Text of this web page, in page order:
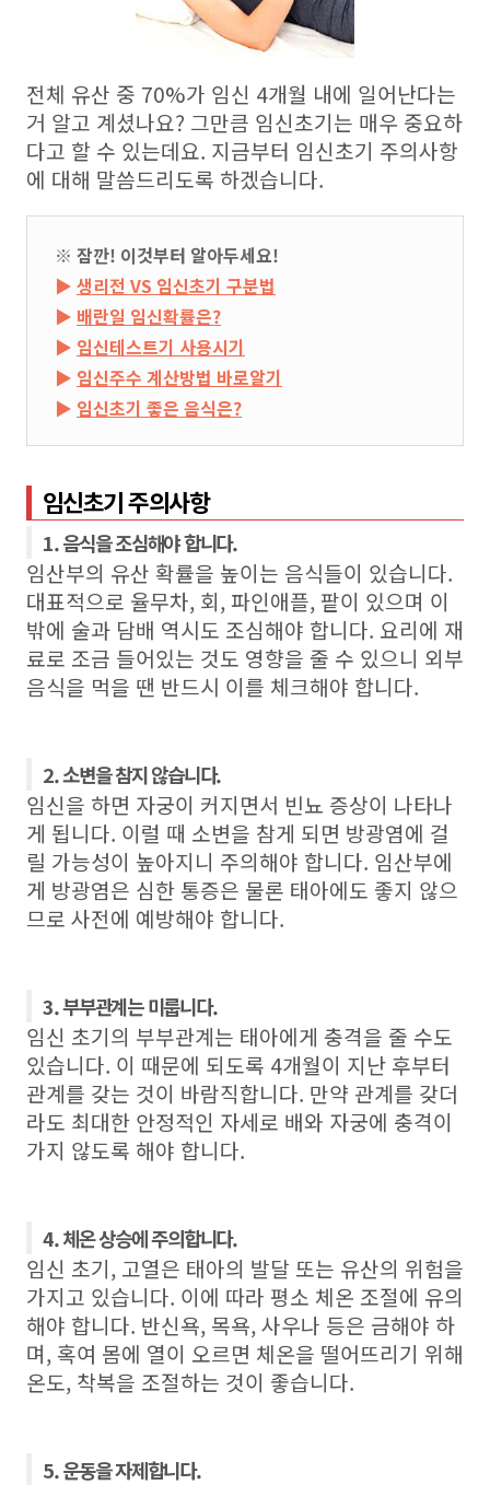
전체 유산 중 70%가 임신 4개월 내에 일어난다는
거 알고 계셨나요? 그만큼 임신초기는 매우 중요하
다고 할 수 있는데요. 지금부터 임신초기 주의사항
에 대해 말씀드리도록 하겠습니다.
※ 잠깐! 이것부터 알아두세요!
▶ 생리전 VS 임신초기 구분법
▶ 배란일 임신확률은?
▶ 임신테스트기 사용시기
▶ 임신주수 계산방법 바로알기
▶ 임신초기 좋은 음식은?
임신초기 주의사항
1. 음식을 조심해야 합니다.
임산부의 유산 확률을 높이는 음식들이 있습니다.
대표적으로 율무차, 회,파인애플, 팥이 있으며 이
밖에 술과 담배 역시도 조심해야 합니다. 요리에 재
료로 조금 들어있는 것도 영향을 줄 수 있으니 외부
음식을 먹을 땐 반드시 이를 체크해야 합니다.
2. 소변을 참지 않습니다.
임신을 하면 자궁이 커지면서 빈뇨 증상이 나타나
게 됩니다. 이럴 때 소변을 참게 되면 방광염에 걸
릴 가능성이 높아지니 주의해야 합니다. 임산부에
게 방광염은 심한 통증은 물론 태아에도 좋지 않으
므로 사전에 예방해야 합니다.
3. 부부관계는 미룹니다.
임신 초기의 부부관계는 태아에게 충격을 줄 수도
있습니다. 이 때문에 되도록 4개월이 지난 후부터
관계를 갖는 것이 바람직합니다. 만약 관계를 갖더
라도 최대한 안정적인 자세로 배와 자궁에 충격이
가지 않도록 해야 합니다.
4. 체온 상승에 주의합니다.
임신 초기, 고열은 태아의 발달 또는 유산의 위험을
가지고 있습니다. 이에 따라 평소 체온 조절에 유의
해야 합니다. 반신욕, 목욕,사우나 등은 금해야 하
며, 혹여 몸에 열이 오르면 체온을 떨어뜨리기 위해
온도, 착복을 조절하는 것이 좋습니다.
5. 운동을 자제합니다.